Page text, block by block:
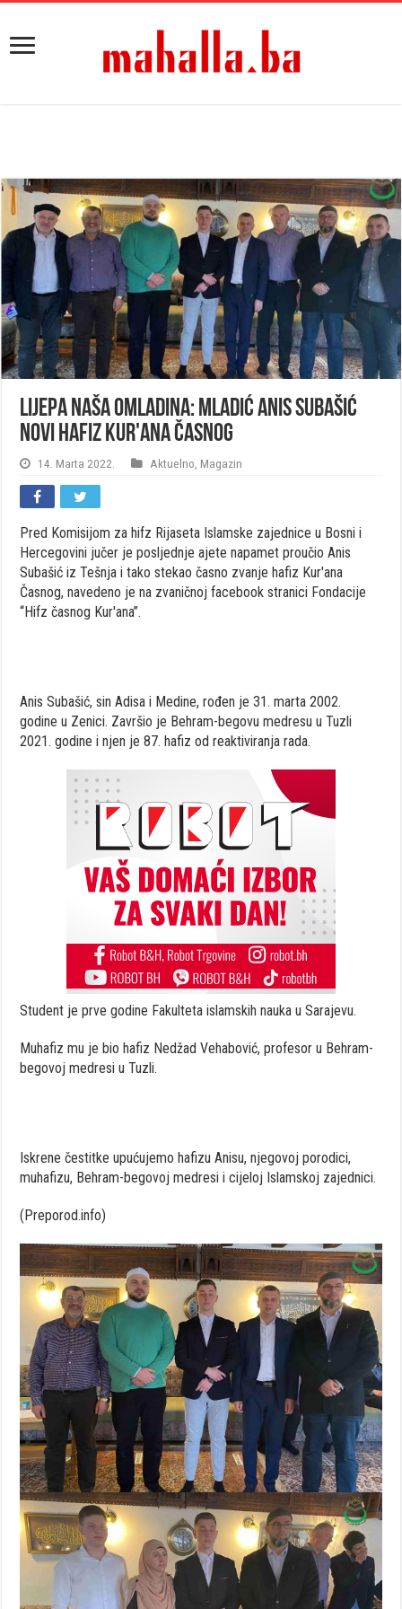
Lijepa naša omladina: Mladić Anis Subašić
novi hafiz Kur'ana Časnog
14. Marta 2022. Aktuelno Magazin
Pred Komisijom za hifz Rijaseta Islamske zajednice u Bosni i
Hercegovini jučer je posljednje ajete napamet proučio Anis
Subašić iz Tešnja i tako stekao časno zvanje hafiz Kur'ana
Časnog, navedeno je na zvaničnoj facebook stranici Fondacije
“Hifz časnog Kur'ana”.
Anis Subašić, sin Adisa i Medine, rođen je 31. marta 2002.
godine u Zenici. Završio je Behram-begovu medresu u Tuzli
2021. godine i njen je 87. hafiz od reaktiviranja rada.
Student je prve godine Fakulteta islamskih nauka u Sarajevu.
Muhafiz mu je bio hafiz Nedžad Vehabović, profesor u Behram-
begovoj medresi u Tuzli.
Iskrene čestitke upućujemo hafizu Anisu, njegovoj porodici,
muhafizu, Behram-begovoj medresi i cijeloj Islamskoj zajednici.
(Preporod.info)